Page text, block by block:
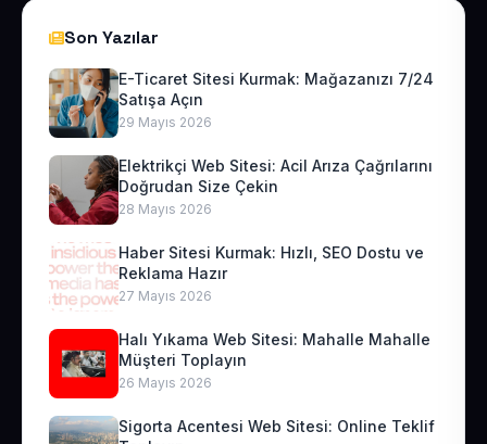
Son Yazılar
E-Ticaret Sitesi Kurmak: Mağazanızı 7/24
Satışa Açın
29 Mayıs 2026
Elektrikçi Web Sitesi: Acil Arıza Çağrılarını
Doğrudan Size Çekin
28 Mayıs 2026
Haber Sitesi Kurmak: Hızlı, SEO Dostu ve
Reklama Hazır
27 Mayıs 2026
Halı Yıkama Web Sitesi: Mahalle Mahalle
Müşteri Toplayın
26 Mayıs 2026
Sigorta Acentesi Web Sitesi: Online Teklif